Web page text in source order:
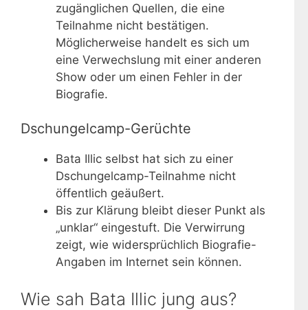
zugänglichen Quellen, die eine
Teilnahme nicht bestätigen.
Möglicherweise handelt es sich um
eine Verwechslung mit einer anderen
Show oder um einen Fehler in der
Biografie.
Dschungelcamp-Gerüchte
Bata Illic selbst hat sich zu einer
Dschungelcamp-Teilnahme nicht
öffentlich geäußert.
Bis zur Klärung bleibt dieser Punkt als
„unklar“ eingestuft. Die Verwirrung
zeigt, wie widersprüchlich Biografie-
Angaben im Internet sein können.
Wie sah Bata Illic jung aus?